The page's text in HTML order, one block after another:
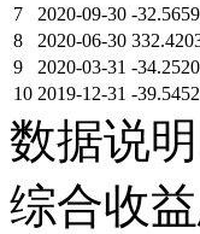
7
2020-09-30 -
8
2020-06-30
9
2020-03-31 -
10 2019-12-31 -
数据说明
综合收